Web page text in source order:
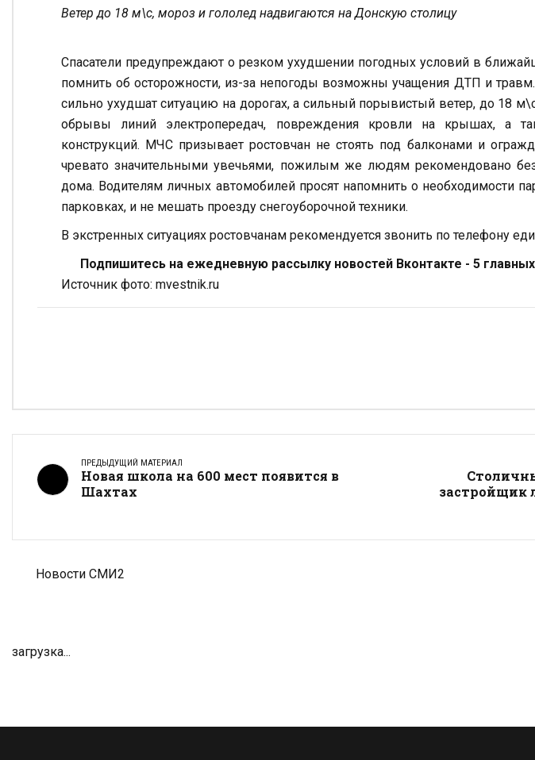
Ветер до 18 м\с, мороз и гололед надвигаются на Донскую столицу
Спасатели предупреждают о резком ухудшении погодных условий в
помнить об осторожности, из-за непогоды возможны учащения ДТП и
сильно ухудшат ситуацию на дорогах, а сильный порывистый ветер, до 18
обрывы линий электропередач, повреждения кровли на крышах, а
конструкций. МЧС призывает ростовчан не стоять под балконами и
чревато значительными увечьями, пожилым же людям рекомендовано
дома. Водителям личных автомобилей просят напомнить о необходимости
парковках, и не мешать проезду снегоуборочной техники.
В экстренных ситуациях ростовчанам рекомендуется звонить по телефону
Подпишитесь на ежедневную рассылку новостей Вконтакте - 5
Источник фото: mvestnik.ru
ПРЕДЫДУЩИЙ МАТЕРИАЛ
Новая школа на 600 мест появится в
Шахтах
застройщик
Новости СМИ2
загрузка...